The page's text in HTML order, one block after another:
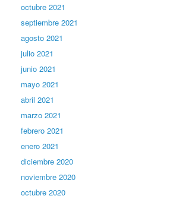
octubre 2021
septiembre 2021
agosto 2021
julio 2021
junio 2021
mayo 2021
abril 2021
marzo 2021
febrero 2021
enero 2021
diciembre 2020
noviembre 2020
octubre 2020